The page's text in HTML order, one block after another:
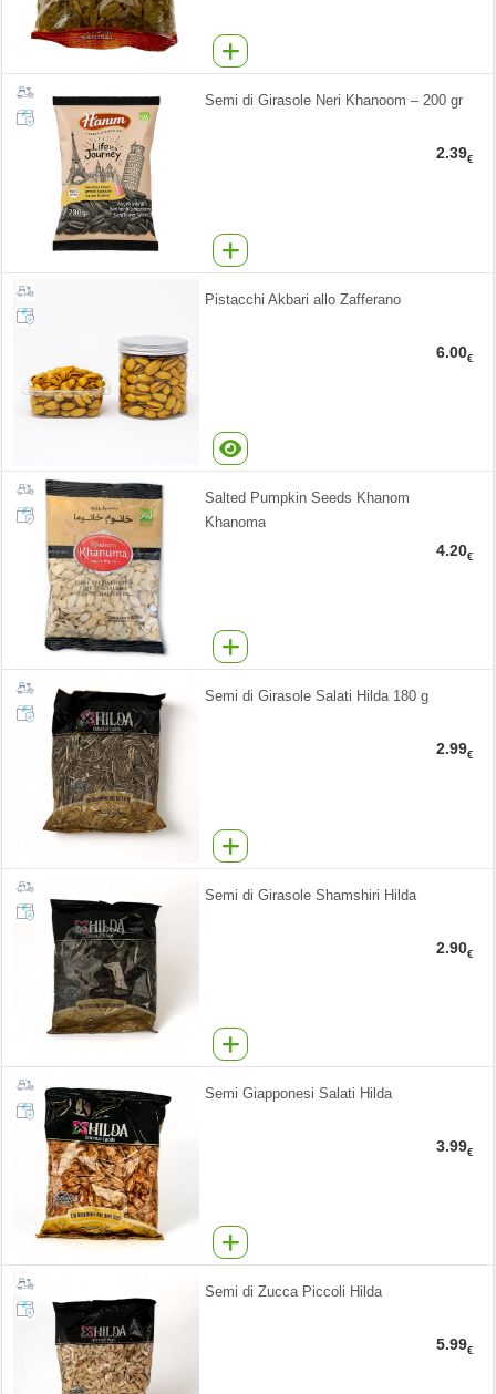
Semi di Girasole Neri Khanoom – 200 gr
2.39€
Pistacchi Akbari allo Zafferano
6.00€
Salted Pumpkin Seeds Khanom
Khanoma
4.20€
Semi di Girasole Salati Hilda 180 g
2.99€
Semi di Girasole Shamshiri Hilda
2.90€
Semi Giapponesi Salati Hilda
3.99€
Semi di Zucca Piccoli Hilda
5.99€